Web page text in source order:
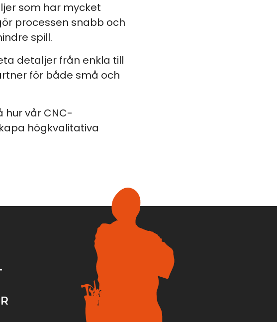
som har mycket
processen snabb och
spill.
detaljer från enkla till
för både små och
vår CNC-
högkvalitativa